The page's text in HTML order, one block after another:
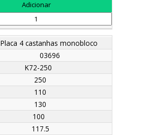
Placa 4 castanhas monobloco
03696
K72-250
250
110
130
100
117.5